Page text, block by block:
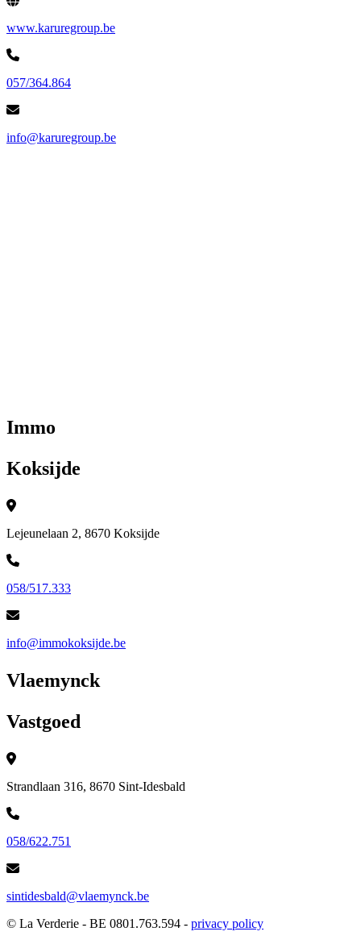
www.karuregroup.be
057/364.864
info@karuregroup.be
Immo
Koksijde
Lejeunelaan 2, 8670 Koksijde
058/517.333
info@immokoksijde.be
Vlaemynck
Vastgoed
Strandlaan 316, 8670 Sint-Idesbald
058/622.751
sintidesbald@vlaemynck.be
© La Verderie - BE 0801.763.594 - privacy policy